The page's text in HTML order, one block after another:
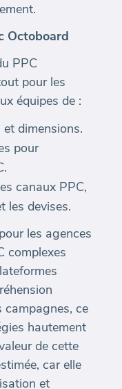
Octoboard
PPC
pour les
équipes de :
dimensions.
pour
canaux PPC,
les devises.
les agences
complexes
campagnes, ce
hautement
de cette
car elle
et